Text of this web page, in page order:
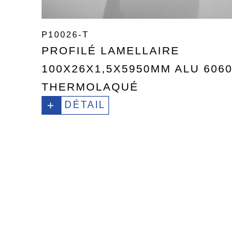
P10026-T
PROFILÉ LAMELLAIRE
100X26X1,5X5950MM ALU 6060
THERMOLAQUÉ
+ DÉTAIL